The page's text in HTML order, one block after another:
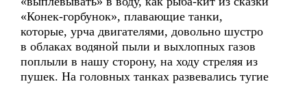
«Конек-горбунок», плавающие танки,
которые, урча двигателями, довольно шустро
в облаках водяной пыли и выхлопных газов
поплыли в нашу сторону, на ходу стреляя из
пушек. На головных танках развевались тугие